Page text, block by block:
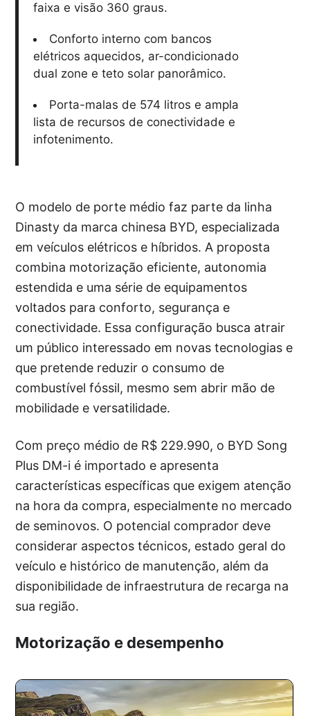
faixa e visão 360 graus.
Conforto interno com bancos
elétricos aquecidos, ar-condicionado
dual zone e teto solar panorâmico.
Porta-malas de 574 litros e ampla
lista de recursos de conectividade e
infotenimento.
O modelo de porte médio faz parte da linha
Dinasty da marca chinesa BYD, especializada
em veículos elétricos e híbridos. A proposta
combina motorização eficiente, autonomia
estendida e uma série de equipamentos
voltados para conforto, segurança e
conectividade. Essa configuração busca atrair
um público interessado em novas tecnologias e
que pretende reduzir o consumo de
combustível fóssil, mesmo sem abrir mão de
mobilidade e versatilidade.
Com preço médio de R$ 229.990, o BYD Song
Plus DM-i é importado e apresenta
características específicas que exigem atenção
na hora da compra, especialmente no mercado
de seminovos. O potencial comprador deve
considerar aspectos técnicos, estado geral do
veículo e histórico de manutenção, além da
disponibilidade de infraestrutura de recarga na
sua região.
Motorização e desempenho